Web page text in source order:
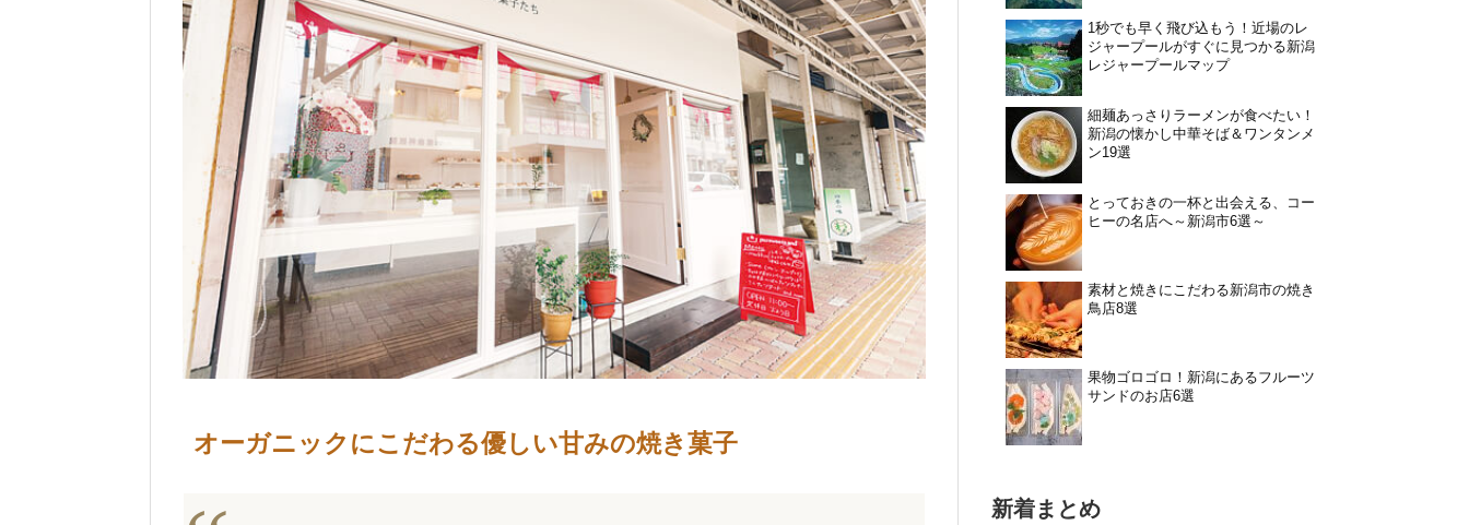
オーガニックにこだわる優しい甘みの焼き菓子
1秒でも早く飛び込もう！近場のレ
ジャープールがすぐに見つかる新潟
レジャープールマップ
細麺あっさりラーメンが食べたい！
新潟の懐かし中華そば＆ワンタンメ
ン19選
とっておきの一杯と出会える、コー
ヒーの名店へ～新潟市6選～
素材と焼きにこだわる新潟市の焼き
鳥店8選
果物ゴロゴロ！新潟にあるフルーツ
サンドのお店6選
新着まとめ